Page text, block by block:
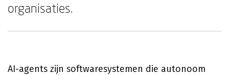
organisaties.
AI-agents zijn softwaresystemen die autonoom